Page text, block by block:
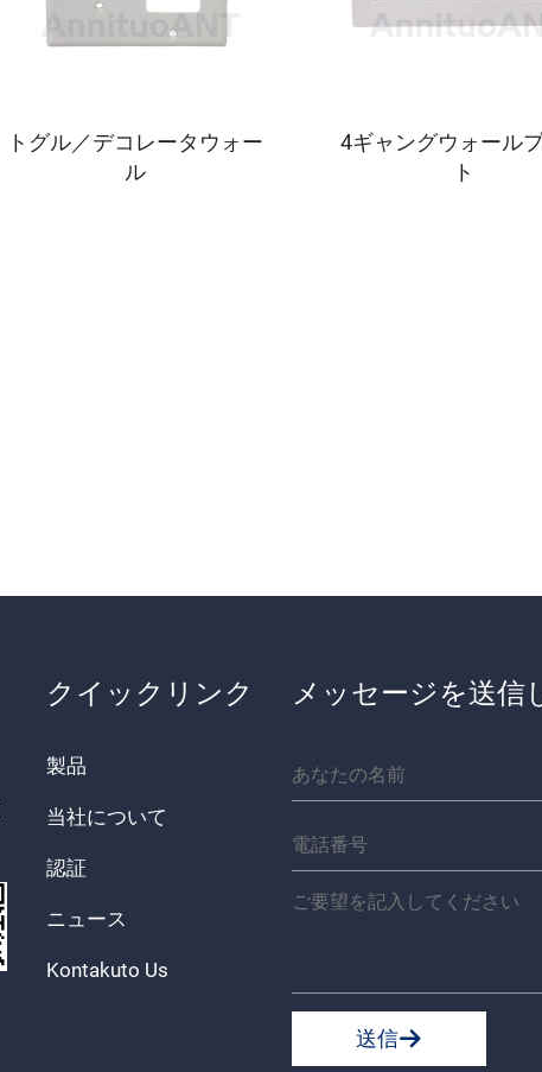
トグル／デコレータウォー
ル
4ギャングウォール
ト
クイックリンク
製品
当社について
認証
ニュース
Kontakuto Us
メッセージを送信
送信